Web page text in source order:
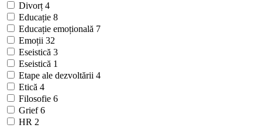
Divorț 4
Educație 8
Educație emoțională 7
Emoții 32
Eseistică 3
Eseistică 1
Etape ale dezvoltării 4
Etică 4
Filosofie 6
Grief6
HR 2